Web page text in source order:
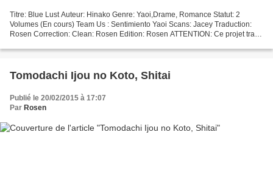
Titre: Blue Lust Auteur: Hinako Genre: Yaoi,Drame, Romance Statut: 2
Volumes (En cours) Team Us : Sentimiento Yaoi Scans: Jacey Traduction:
Rosen Correction: Clean: Rosen Edition: Rosen ATTENTION: Ce projet traite
Tomodachi Ijou no Koto, Shitai
Publié le 20/02/2015 à 17:07
Par Rosen